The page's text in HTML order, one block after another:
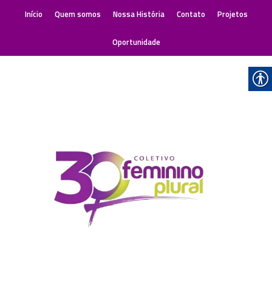
Início Quem somos Nossa História Contato Projetos
Oportunidade